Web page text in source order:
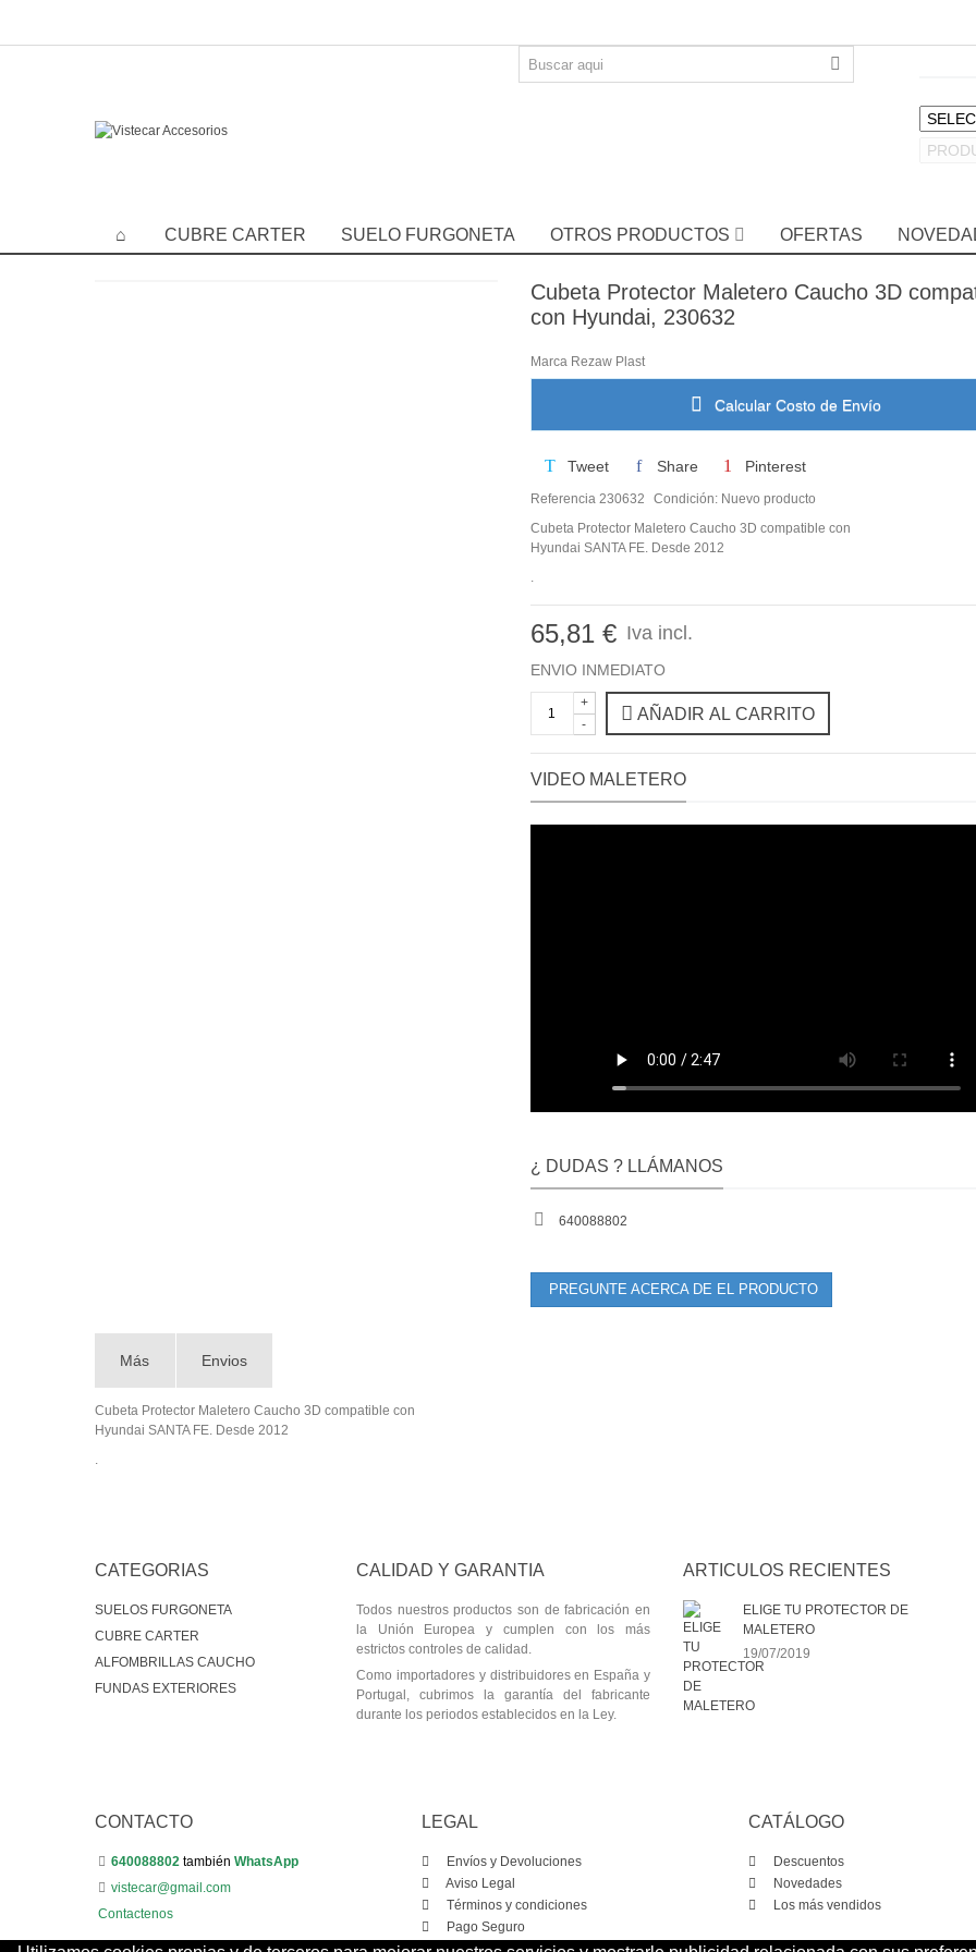
CUBRE CARTER SUELO FURGONETA OTROS PRODUCTOS OFERTAS
Cubeta Protector Maletero Caucho 3D
con Hyundai, 230632
Marca Rezaw Plast
Calcular Costo de Envío
Tweet Share Pinterest
Referencia 230632 Condición: Nuevo producto
Cubeta Protector Maletero Caucho 3D compatible con
Hyundai SANTA FE. Desde 2012
.
65,81 € Iva incl.
ENVIO INMEDIATO
-
+
AÑADIR AL CARRITO
VIDEO MALETERO
¿ DUDAS ? LLÁMANOS
640088802
PREGUNTE ACERCA DE EL PRODUCTO
Más Envios
Cubeta Protector Maletero Caucho 3D compatible con
Hyundai SANTA FE. Desde 2012
.
CATEGORIAS
SUELOS FURGONETA
CUBRE CARTER
ALFOMBRILLAS CAUCHO
FUNDAS EXTERIORES
CALIDAD Y GARANTIA
Todos nuestros productos son de fabricación en
la Unión Europea y cumplen con los más
estrictos controles de calidad.
Como importadores y distribuidores en España y
Portugal, cubrimos la garantía del fabricante
durante los periodos establecidos en la Ley.
ARTICULOS RECIENTES
ELIGE TU PROTECTOR DE
MALETERO
19/07/2019
CONTACTO
640088802 también WhatsApp
vistecar@gmail.com
Contactenos
LEGAL
Envíos y Devoluciones
Aviso Legal
Términos y condiciones
Pago Seguro
CATÁLOGO
Descuentos
Novedades
Los más vendidos